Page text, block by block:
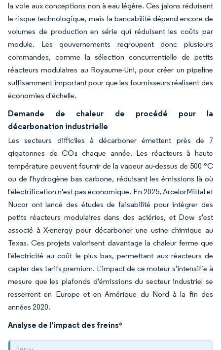
la voie aux conceptions non à eau légère. Ces jalons réduisent
le risque technologique, mais la bancabilité dépend encore de
volumes de production en série qui réduisent les coûts par
module. Les gouvernements regroupent donc plusieurs
commandes, comme la sélection concurrentielle de petits
réacteurs modulaires au Royaume-Uni, pour créer un pipeline
suffisamment important pour que les fournisseurs réalisent des
économies d'échelle.
Demande de chaleur de procédé pour la
décarbonation industrielle
Les secteurs difficiles à décarboner émettent près de 7
gigatonnes de CO₂ chaque année. Les réacteurs à haute
température peuvent fournir de la vapeur au-dessus de 500 °C
ou de l'hydrogène bas carbone, réduisant les émissions là où
l'électrification n'est pas économique. En 2025, ArcelorMittal et
Nucor ont lancé des études de faisabilité pour intégrer des
petits réacteurs modulaires dans des aciéries, et Dow s'est
associé à X-energy pour décarboner une usine chimique au
Texas. Ces projets valorisent davantage la chaleur ferme que
l'électricité au coût le plus bas, permettant aux réacteurs de
capter des tarifs premium. L'impact de ce moteur s'intensifie à
mesure que les plafonds d'émissions du secteur industriel se
resserrent en Europe et en Amérique du Nord à la fin des
années 2020.
Analyse de l'impact des freins*